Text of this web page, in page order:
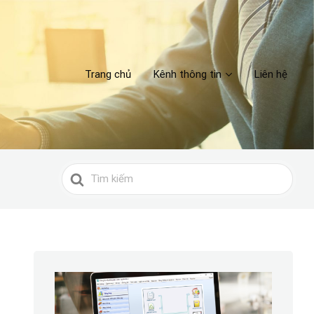
Trang chủ Kênh thông tin Liên hệ
Search
For